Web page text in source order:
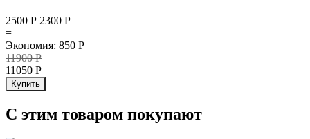
2500 Р 2300 Р
=
Экономия: 850 Р
11900Р
11050 Р
Купить
С этим товаром покупают